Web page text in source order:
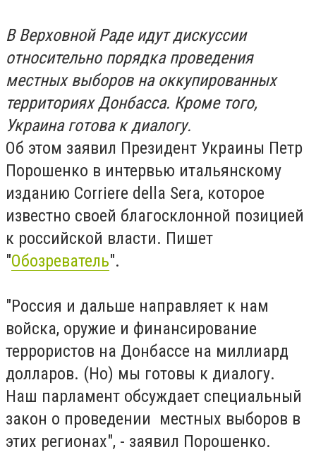
В Верховной Раде идут дискуссии
относительно порядка проведения
местных выборов на оккупированных
территориях Донбасса. Кроме того,
Украина готова к диалогу.
Об этом заявил Президент Украины Петр
Порошенко в интервью итальянскому
изданию Corriere della Sera, которое
известно своей благосклонной позицией
к российской власти. Пишет
"Обозреватель".
"Россия и дальше направляет к нам
войска, оружие и финансирование
террористов на Донбассе на миллиард
долларов. (Но) мы готовы к диалогу.
Наш парламент обсуждает специальный
закон о проведении местных выборов в
этих регионах", - заявил Порошенко.